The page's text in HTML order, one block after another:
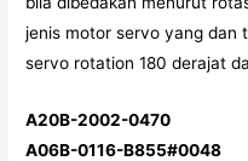
jenis motor servo yang dan
servo rotation 180 derajat
A20B-2002-0470
A06B-0116-B855#0048